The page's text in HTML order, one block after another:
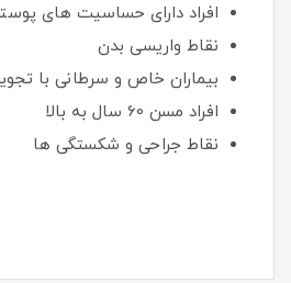
افراد دارای حساسیت های
نقاط واریسی بدن
بیماران خاص و سرطانی با
افراد مسن 60 سال به بالا
نقاط جراحی و شکستگی ها